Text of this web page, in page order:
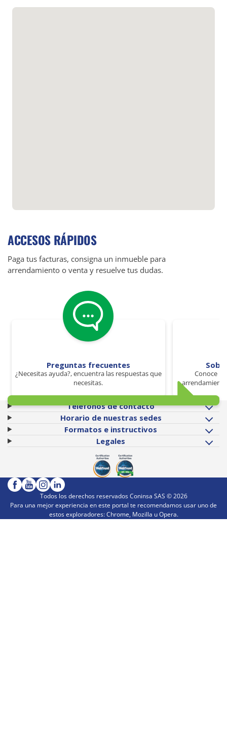
ACCESOS RÁPIDOS
Paga tus facturas, consigna un inmueble para
arrendamiento o venta y resuelve tus dudas.
Preguntas frecuentes
¿Necesitas ayuda?, encuentra las respuestas que
necesitas.
Conoce
Teléfonos de contacto
Horario de nuestras sedes
Formatos e instructivos
Legales
Todos los derechos reservados Coninsa SAS ©2026
Para una mejor experiencia en este portal te recomendamos usar uno de
estos exploradores: Chrome, Mozilla u Opera.